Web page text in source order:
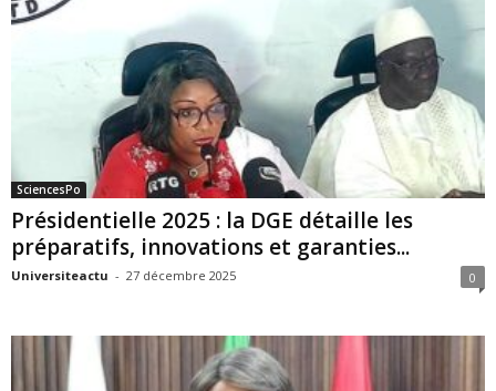
SciencesPo
Présidentielle 2025 : la DGE détaille les
préparatifs, innovations et garanties...
Universiteactu - 27 décembre 2025 0